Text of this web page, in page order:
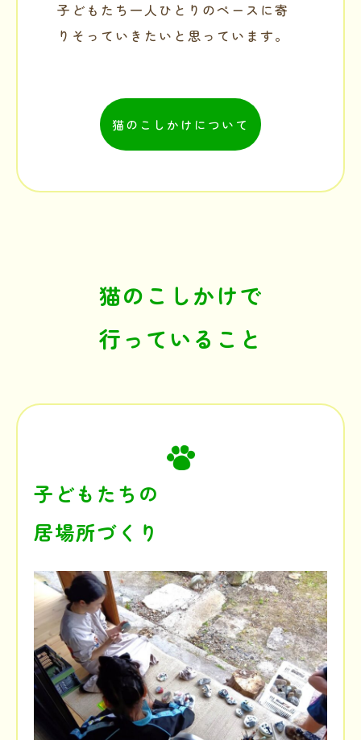
子どもたち一人ひとりのペースに寄
りそっていきたいと思っています。
猫のこしかけについて
猫のこしかけで
行っていること
子どもたちの
居場所づくり